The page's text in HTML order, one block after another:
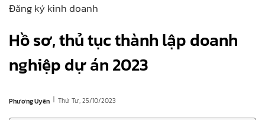
Đăng ký kinh doanh
Hồ sơ, thủ tục thành lập doanh
nghiệp dự án 2023
Phương Uyên | Thứ Tư, 25/10/2023